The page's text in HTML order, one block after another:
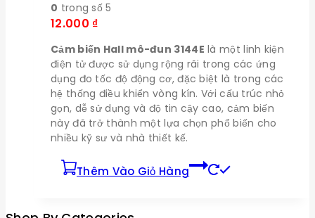
0 trong số 5
12.000 ₫
Cảm biến Hall mô-đun 3144E là một linh kiện
điện tử được sử dụng rộng rãi trong các ứng
dụng đo tốc độ động cơ, đặc biệt là trong các
hệ thống điều khiển vòng kín. Với cấu trúc nhỏ
gọn, dễ sử dụng và độ tin cậy cao, cảm biến
này đã trở thành một lựa chọn phổ biến cho
nhiều kỹ sư và nhà thiết kế.
Thêm Vào Giỏ Hàng